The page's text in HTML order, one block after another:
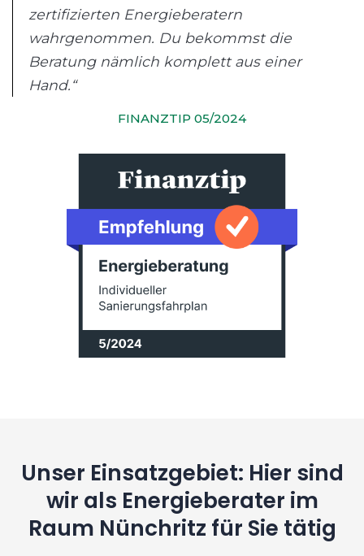
zertifizierten Energieberatern
wahrgenommen. Du bekommst die
Beratung nämlich komplett aus einer
Hand.“
FINANZTIP 05/2024
Unser Einsatzgebiet: Hier sind
wir als Energieberater im
Raum Nünchritz für Sie tätig